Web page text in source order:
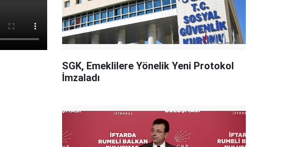
SGK, Emeklilere Yönelik Yeni Protokol
İmzaladı